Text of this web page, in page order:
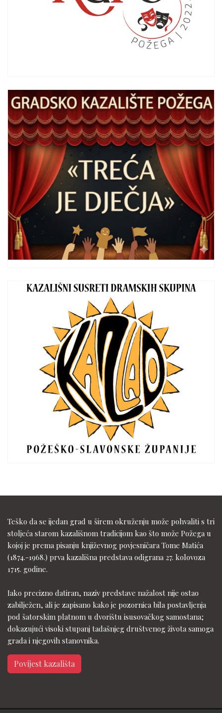
Teško da se ijedan grad u širem okruženju može pohvaliti s tri
stoljeća starom kazališnom tradicijom kao što može Požega u
kojoj je prema pisanju književnog povjesničara Tome Matića
(1874.-1968.) prva kazališna predstava odigrana 27. kolovoza
1715. godine.
Iako precizno datiran, naziv predstave nažalost nije ostao
zabilježen, ali je zapisano kako je pozornica bila postavljenja
pod šatorskim platnom u dvorištu isusovačkog samostana;
dokazujući visoki stupanj tadašnjeg društvenog života samoga
grada i njegovih stanovnika.
Povijest kazališta